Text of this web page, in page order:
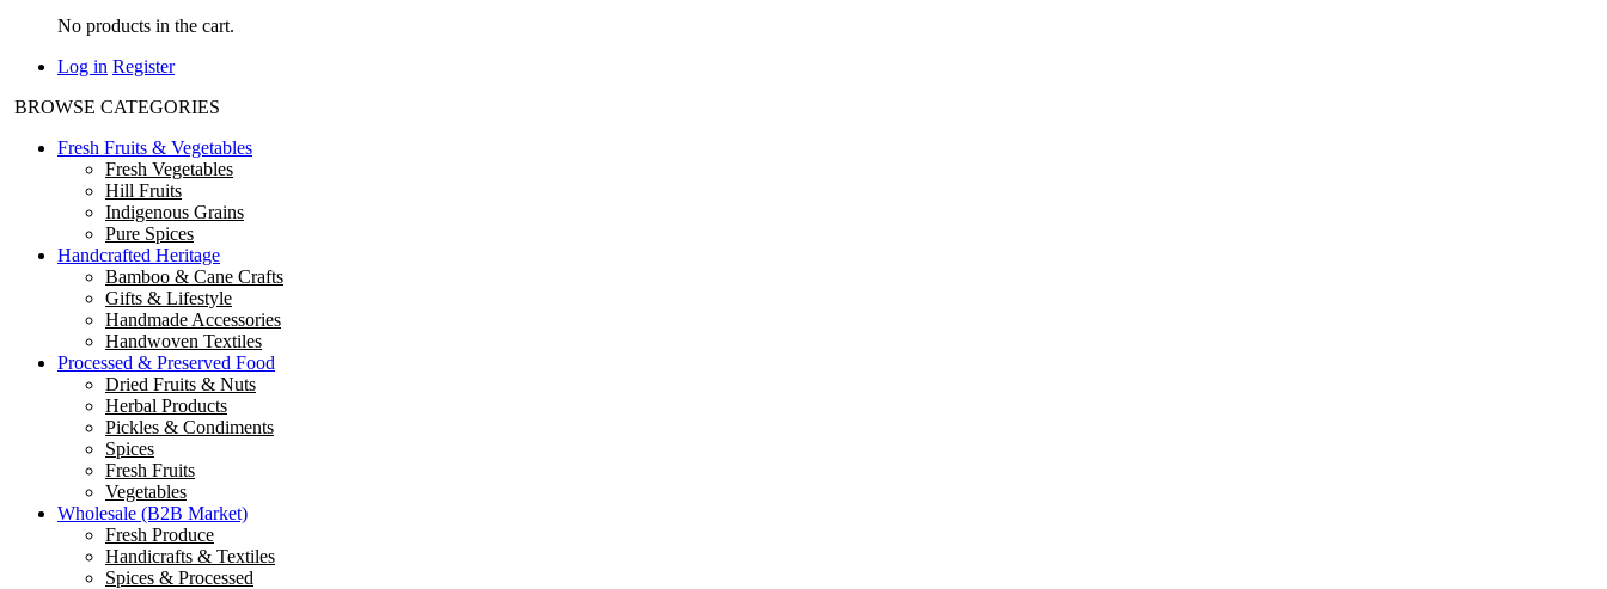
No products in the cart.
Log in Register
BROWSE CATEGORIES
Fresh Fruits & Vegetables
Fresh Vegetables
Hill Fruits
Indigenous Grains
Pure Spices
Handcrafted Heritage
Bamboo & Cane Crafts
Gifts & Lifestyle
Handmade Accessories
Handwoven Textiles
Processed & Preserved Food
Dried Fruits & Nuts
Herbal Products
Pickles & Condiments
Spices
Fresh Fruits
Vegetables
Wholesale (B2B Market)
Fresh Produce
Handicrafts & Textiles
Spices & Processed